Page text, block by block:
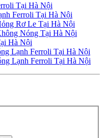
Tại Hà Nội
Ferroli Tại Hà Nội
Rơ Le Tại Hà Nội
Nóng Tại Hà Nội
Hà Nội
Lạnh Ferroli Tại Hà Nội
Lạnh Ferroli Tại Hà Nội